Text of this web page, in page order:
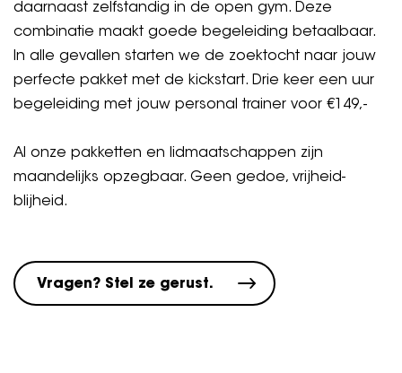
daarnaast zelfstandig in de open gym. Deze
combinatie maakt goede begeleiding betaalbaar.
In alle gevallen starten we de zoektocht naar jouw
perfecte pakket met de kickstart. Drie keer een uur
begeleiding met jouw personal trainer voor €149,-
Al onze pakketten en lidmaatschappen zijn
maandelijks opzegbaar. Geen gedoe, vrijheid-
blijheid.
Vragen? Stel ze gerust.